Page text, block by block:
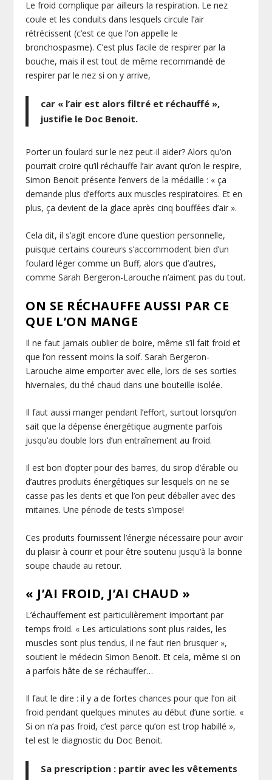
Le froid complique par ailleurs la respiration. Le nez
coule et les conduits dans lesquels circule l’air
rétrécissent (c’est ce que l’on appelle le
bronchospasme). C’est plus facile de respirer par la
bouche, mais il est tout de même recommandé de
respirer par le nez si on y arrive,
car « l’air est alors filtré et réchauffé »,
justifie le Doc Benoit.
Porter un foulard sur le nez peut-il aider? Alors qu’on
pourrait croire qu’il réchauffe l’air avant qu’on le respire,
Simon Benoit présente l’envers de la médaille : « ça
demande plus d’efforts aux muscles respiratoires. Et en
plus, ça devient de la glace après cinq bouffées d’air ».
Cela dit, il s’agit encore d’une question personnelle,
puisque certains coureurs s’accommodent bien d’un
foulard léger comme un Buff, alors que d’autres,
comme Sarah Bergeron-Larouche n’aiment pas du tout.
ON SE RÉCHAUFFE AUSSI PAR CE
QUE L’ON MANGE
Il ne faut jamais oublier de boire, même s’il fait froid et
que l’on ressent moins la soif. Sarah Bergeron-
Larouche aime emporter avec elle, lors de ses sorties
hivernales, du thé chaud dans une bouteille isolée.
Il faut aussi manger pendant l’effort, surtout lorsqu’on
sait que la dépense énergétique augmente parfois
jusqu’au double lors d’un entraînement au froid.
Il est bon d’opter pour des barres, du sirop d’érable ou
d’autres produits énergétiques sur lesquels on ne se
casse pas les dents et que l’on peut déballer avec des
mitaines. Une période de tests s’impose!
Ces produits fournissent l’énergie nécessaire pour avoir
du plaisir à courir et pour être soutenu jusqu’à la bonne
soupe chaude au retour.
« J’AI FROID, J’AI CHAUD »
L’échauffement est particulièrement important par
temps froid. « Les articulations sont plus raides, les
muscles sont plus tendus, il ne faut rien brusquer »,
soutient le médecin Simon Benoit. Et cela, même si on
a parfois hâte de se réchauffer…
Il faut le dire : il y a de fortes chances pour que l’on ait
froid pendant quelques minutes au début d’une sortie. «
Si on n’a pas froid, c’est parce qu’on est trop habillé »,
tel est le diagnostic du Doc Benoit.
Sa prescription : partir avec les vêtements